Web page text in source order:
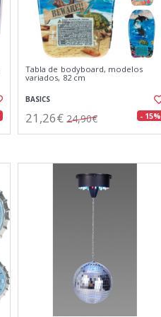
Tabla de bodyboard, modelos
variados, 82 cm
BASICS
21,26€ 24,90€ - 15%